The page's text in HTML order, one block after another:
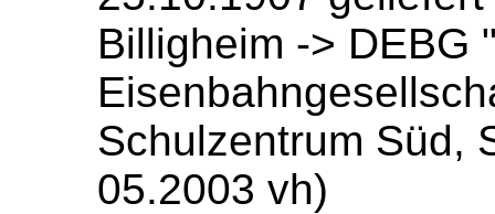
Billigheim -> DEBG
Schulzentrum Süd,
05.2003 vh)